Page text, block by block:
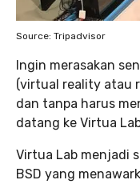
Source: Tripadvisor
Ingin merasakan
(virtual reality atau
dan tanpa harus
datang ke Virtua
Virtua Lab menjadi
BSD yang